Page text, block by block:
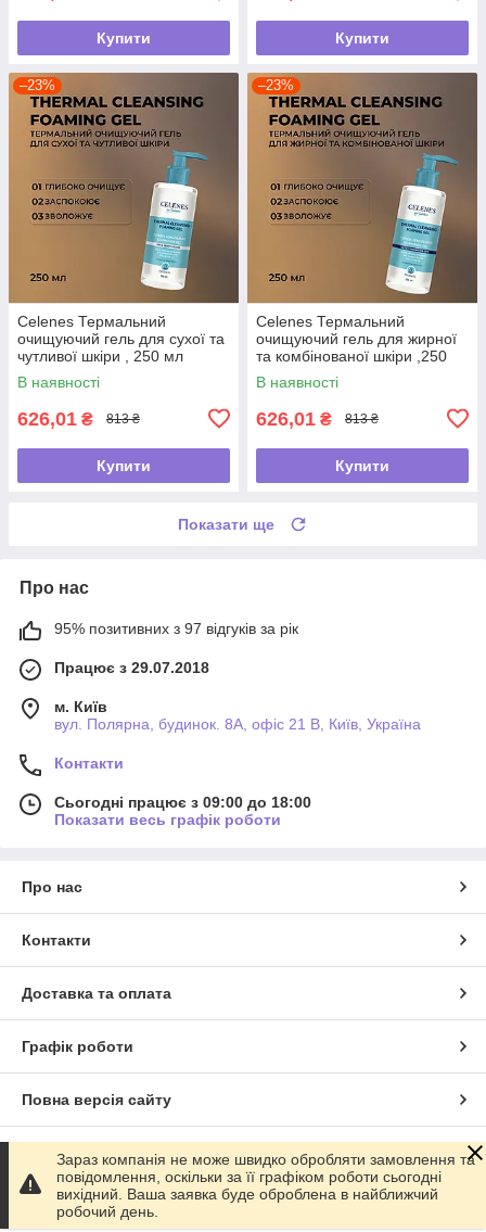
Купити Купити
–23%
Celenes Термальний
очищуючий гель для сухої та
чутливої шкіри , 250 мл
В наявності
626,01 ₴ 813 ₴
Купити
–23%
Celenes Термальний
очищуючий гель для жирної
та комбінованої шкіри ,250
мл
В наявності
626,01 ₴ 813 ₴
Купити
Показати ще
Про нас
95% позитивних з 97 відгуків за рік
Працює з 29.07.2018
м. Київ
вул. Полярна, будинок. 8А, офіс 21 В, Київ, Україна
Контакти
Сьогодні працює з 09:00 до 18:00
Показати весь графік роботи
Про нас
Контакти
Доставка та оплата
Графік роботи
Повна версія сайту
Сайт створено на маркетплейсі Prom.ua
Політика конфіденційності
Зараз компанія не може швидко обробляти замовлення та
повідомлення, оскільки за її графіком роботи сьогодні
вихідний. Ваша заявка буде оброблена в найближчий
робочий день.